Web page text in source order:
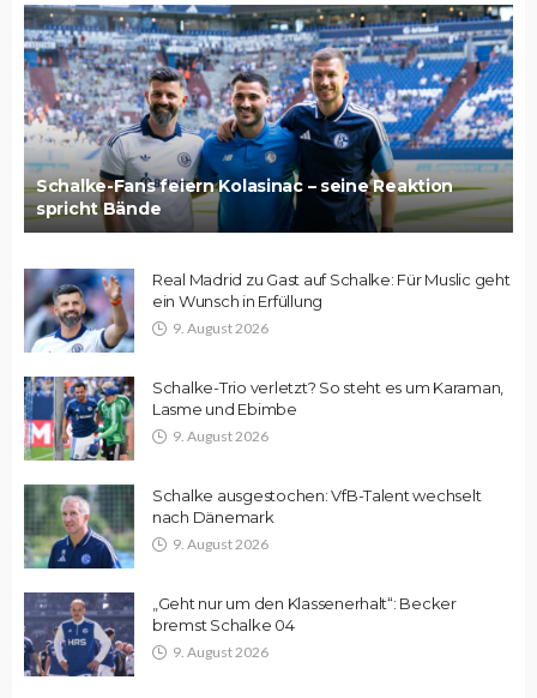
Schalke-Fans feiern Kolasinac – seine Reaktion
spricht Bände
Real Madrid zu Gast auf Schalke: Für Muslic geht
ein Wunsch in Erfüllung
9. August 2026
Schalke-Trio verletzt? So steht es um Karaman,
Lasme und Ebimbe
9. August 2026
Schalke ausgestochen: VfB-Talent wechselt
nach Dänemark
9. August 2026
„Geht nur um den Klassenerhalt“: Becker
bremst Schalke 04
9. August 2026